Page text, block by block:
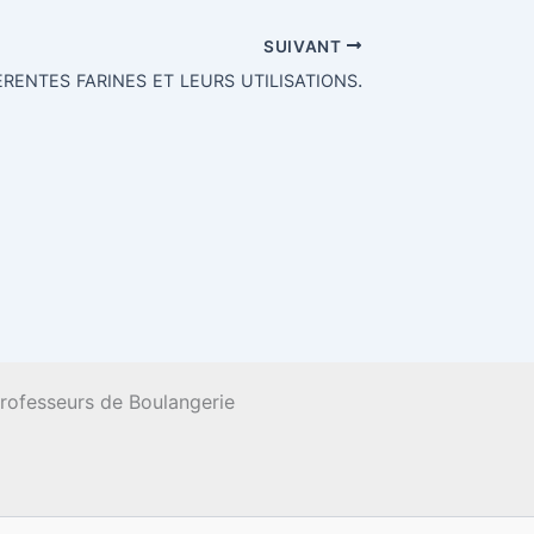
SUIVANT
FARINES ET LEURS UTILISATIONS.
de Boulangerie